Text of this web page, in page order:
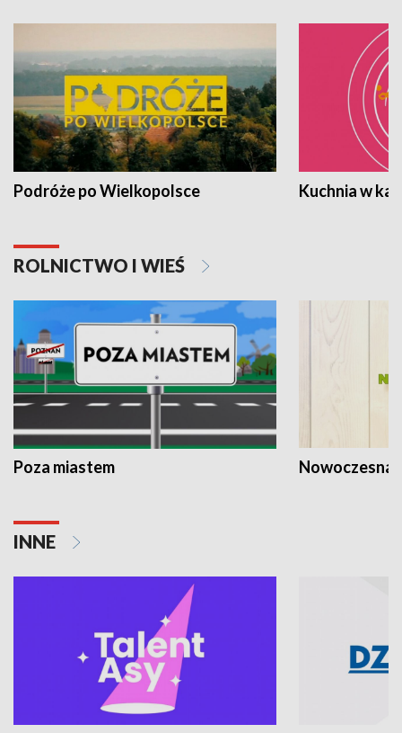
Podróże po Wielkopolsce Kuchnia w
ROLNICTWO I WIEŚ
Poza miastem Nowoczesna
INNE